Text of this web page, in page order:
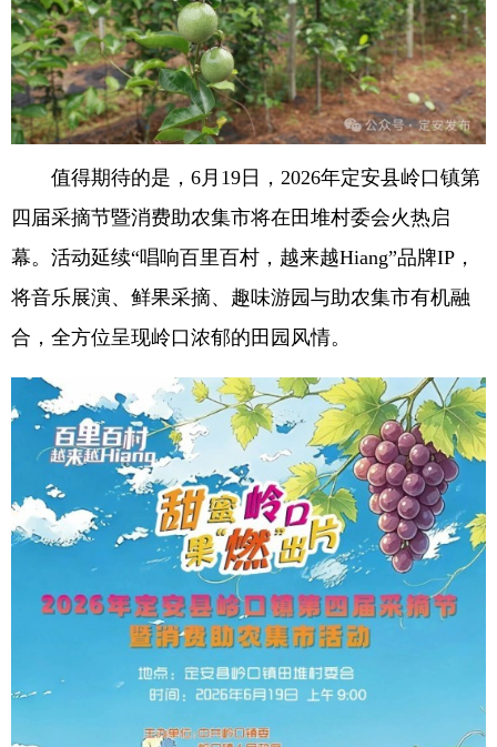
值得期待的是，6月19日，2026年定安县岭口镇第
四届采摘节暨消费助农集市将在田堆村委会火热启
幕。活动延续“唱响百里百村，越来越Hiang”品牌IP，
将音乐展演、鲜果采摘、趣味游园与助农集市有机融
合，全方位呈现岭口浓郁的田园风情。